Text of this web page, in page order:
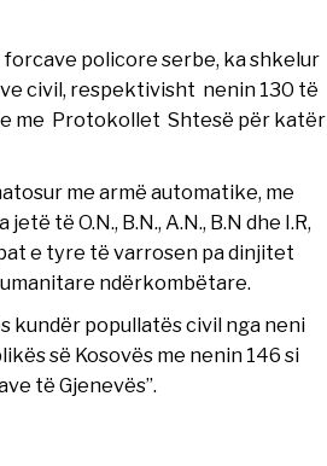
forcave policore serbe, ka shkelur
civil, respektivisht nenin 130 të
me Protokollet Shtesë për katër
me armë automatike, me
të O.N., B.N., A.N., B.N dhe I.R,
e tyre të varrosen pa dinjitet
ndërkombëtare.
kundër popullatës civil nga neni
së Kosovës me nenin 146 si
të Gjenevës’’.